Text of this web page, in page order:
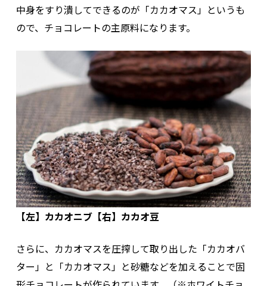
中身をすり潰してできるのが「カカオマス」というも
ので、チョコレートの主原料になります。
【左】カカオニブ【右】カカオ豆
さらに、カカオマスを圧搾して取り出した「カカオバ
ター」と「カカオマス」と砂糖などを加えることで固